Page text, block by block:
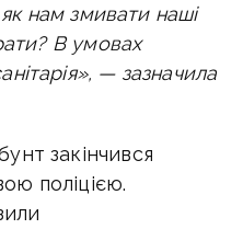
нам змивати наші
В умовах
— зазначила
закінчився
поліцією.